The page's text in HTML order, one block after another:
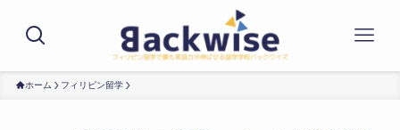
ホーム フィリピン留学